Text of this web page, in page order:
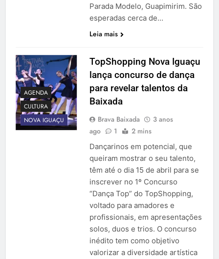
Parada Modelo, Guapimirim. São
esperadas cerca de…
Leia mais
AGENDA
CULTURA
NOVA IGUAÇU
TopShopping Nova Iguaçu
lança concurso de dança
para revelar talentos da
Baixada
Brava Baixada
3 anos
ago
1 2 mins
Dançarinos em potencial, que
queiram mostrar o seu talento,
têm até o dia 15 de abril para se
inscrever no 1º Concurso
“Dança Top” do TopShopping,
voltado para amadores e
profissionais, em apresentações
solos, duos e trios. O concurso
inédito tem como objetivo
valorizar a diversidade artística